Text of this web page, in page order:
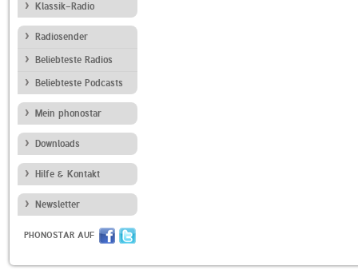
Klassik-Radio
Radiosender
Beliebteste Radios
Beliebteste Podcasts
Mein phonostar
Downloads
Hilfe & Kontakt
Newsletter
PHONOSTAR AUF